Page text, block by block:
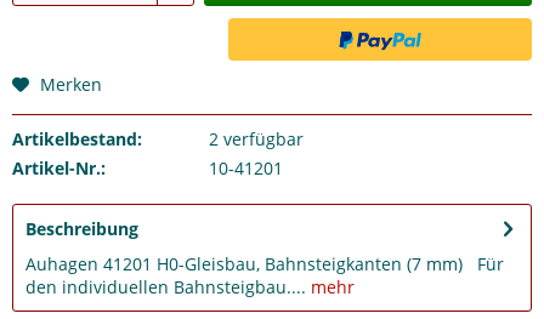
Merken
Artikelbestand: 2verfügbar
Artikel-Nr.:
10-41201
Beschreibung
Auhagen 41201 H0-Gleisbau, Bahnsteigkanten (7 mm) Für
den individuellen Bahnsteigbau.... mehr